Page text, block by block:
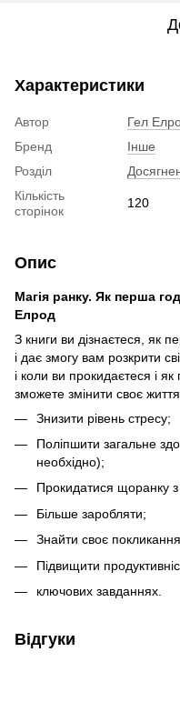
Характеристики
Автор
Гел
Бренд
Інше
Розділ
Кількість
сторінок
120
Опис
Магія ранку. Як перша
Елрод
З книги ви дізнаєтеся, як
і дає змогу вам розкрити
і коли ви прокидаєтеся і
зможете змінити своє
Знизити рівень стресу;
Поліпшити загальне
необхідно);
Прокидатися щоранку з
Більше заробляти;
Знайти своє
Підвищити
ключових завданнях.
Відгуки